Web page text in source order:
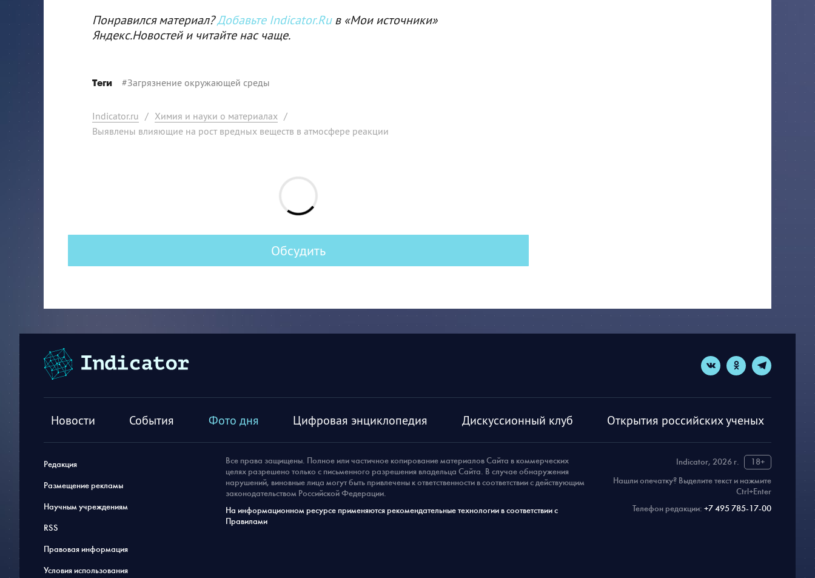
Понравился материал?Добавьте Indicator.Ruв «Мои источники»
Яндекс.Новостей и читайте нас чаще.
Теги #Загрязнение окружающей среды
Indicator.ru / Химия и науки о материалах /
Выявлены влияющие на рост вредных веществ в атмосфере реакции
Обсудить
Новости События Фото дня Цифровая энциклопедия Дискуссионный клуб Открытия российских ученых
Редакция
Размещение рекламы
Научным учреждениям
RSS
Правовая информация
Условия использования
Indicator, 2026 г.
18+
Нашли опечатку? Выделите текст и нажмите
Ctrl+Enter
Телефон редакции: +7 495 785-17-00
Все права защищены. Полное или частичное копирование материалов Сайта в коммерческих
целях разрешено только с письменного разрешения владельца Сайта. В случае обнаружения
нарушений, виновные лица могут быть привлечены к ответственности в соответствии с действующим
законодательством Российской Федерации.
На информационном ресурсе применяются рекомендательные технологии в соответствии с
Правилами